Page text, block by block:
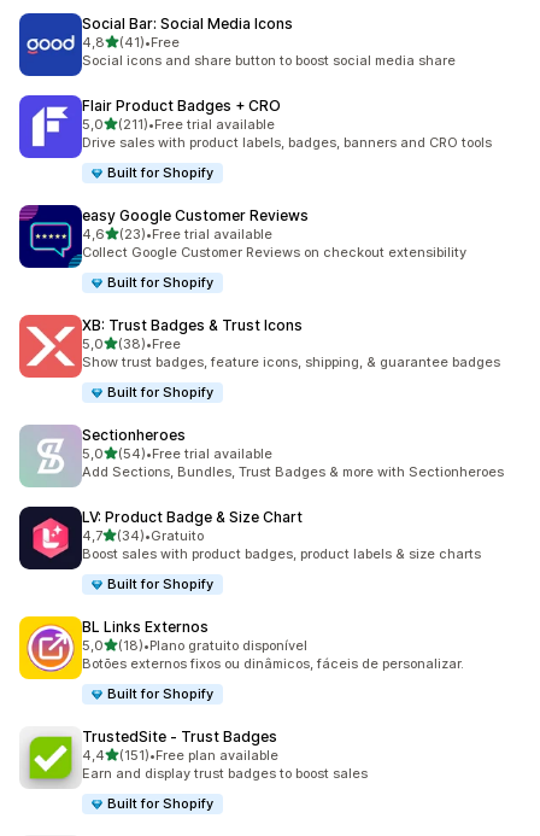
Social Bar: Social Media Icons
4,8de 5 estrelas
(41)
41 total de avaliações
•Free
Social icons and share button to boost social media share
Flair Product Badges + CRO
5,0de 5 estrelas
(211)
211 total de avaliações
•Free trial available
Drive sales with product labels, badges, banners and CRO tools
Built for Shopify
easy Google Customer Reviews
4,6de 5 estrelas
(23)
23 total de avaliações
•Free trial available
Collect Google Customer Reviews on checkout extensibility
Built for Shopify
XB: Trust Badges & Trust Icons
5,0de 5 estrelas
(38)
38 total de avaliações
•Free
Show trust badges, feature icons, shipping, & guarantee badges
Built for Shopify
Sectionheroes
5,0de 5 estrelas
(54)
54 total de avaliações
•Free trial available
Add Sections, Bundles, Trust Badges & more with Sectionheroes
LV: Product Badge & Size Chart
4,7de 5 estrelas
(34)
34 total de avaliações
•Gratuito
Boost sales with product badges, product labels & size charts
Built for Shopify
BL Links Externos
5,0de 5 estrelas
(18)
18 total de avaliações
•Plano gratuito disponível
Botões externos fixos ou dinâmicos, fáceis de personalizar.
Built for Shopify
TrustedSite ‑ Trust Badges
4,4de 5 estrelas
(151)
151 total de avaliações
•Free plan available
Earn and display trust badges to boost sales
Built for Shopify